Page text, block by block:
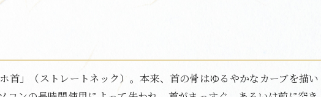
首」（ストレートネック）。本来、首の骨はゆるやかなカーブを描い